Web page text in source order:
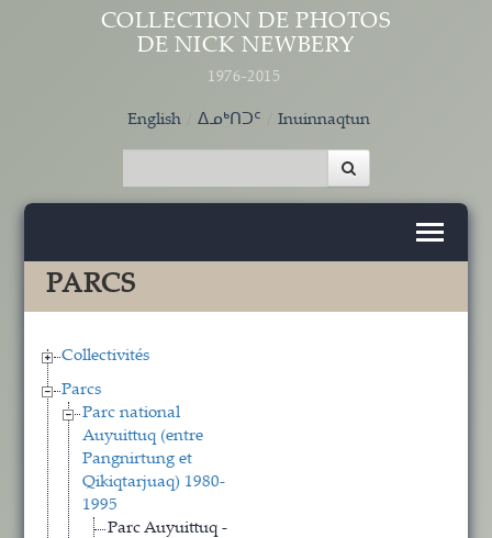
Aller au contenu principal
COLLECTION DE PHOTOS
DE NICK NEWBERY
1976-2015
English ᐃᓄᒃᑎᑐᑦ Inuinnaqtun
PARCS
Collectivités
Parcs
Parc national
Auyuittuq (entre
Pangnirtung et
Qikiqtarjuaq) 1980-
1995
Parc Auyuittuq -